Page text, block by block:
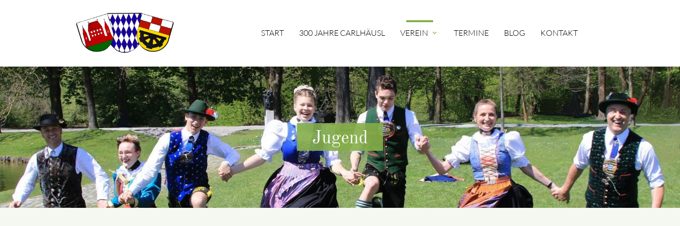
START 300 JAHRE CARLHÄUSL VEREIN expand_more TERMINE BLOG KONTAKT
Suchbegriffe SUCHEN
Jugend